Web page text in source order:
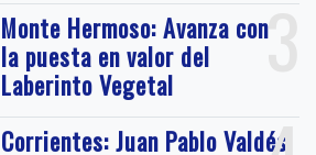
3
Monte Hermoso: Avanza con
la puesta en valor del
Laberinto Vegetal
Corrientes: Juan Pablo Valdés